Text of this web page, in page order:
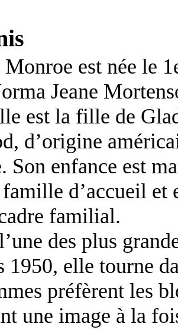
est née le
Jeane
est la fille de
d’origine
Son enfance est
d’accueil
familial.
des plus
1950, elle tourne
préfèrent les
une image à la